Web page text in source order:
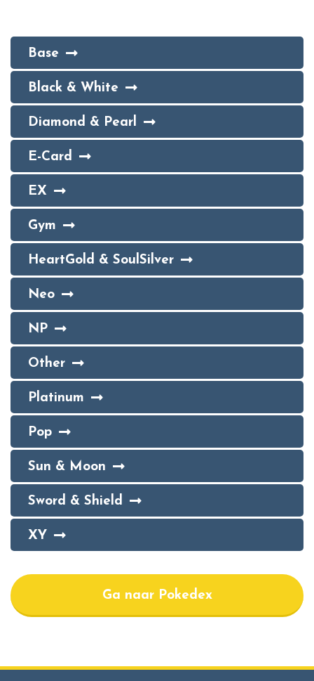
Base
Black & White
Diamond & Pearl
E-Card
EX
Gym
HeartGold & SoulSilver
Neo
NP
Other
Platinum
Pop
Sun & Moon
Sword & Shield
XY
Ga naar Pokedex